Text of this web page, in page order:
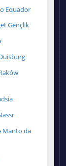
Equador
Gençlik
Manto da